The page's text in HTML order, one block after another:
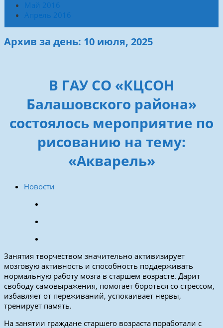
Май 2016
Апрель 2016
Архив за день: 10 июля, 2025
В ГАУ СО «КЦСОН
Балашовского района»
состоялось мероприятие по
рисованию на тему:
«Акварель»
Новости
Занятия творчеством значительно активизирует
мозговую активность и способность поддерживать
нормальную работу мозга в старшем возрасте. Дарит
свободу самовыражения, помогает бороться со стрессом,
избавляет от переживаний, успокаивает нервы,
тренирует память.
На занятии граждане старшего возраста поработали с